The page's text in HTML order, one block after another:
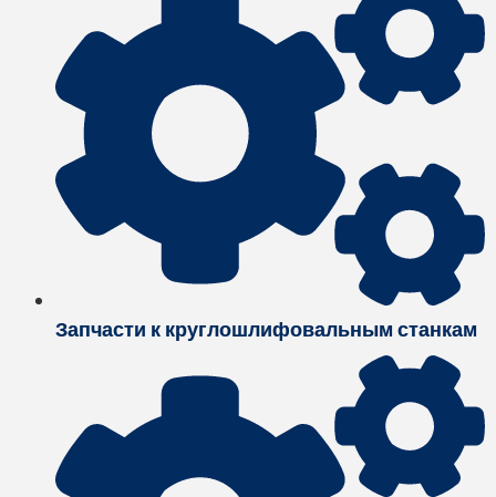
Запчасти к круглошлифовальным станкам